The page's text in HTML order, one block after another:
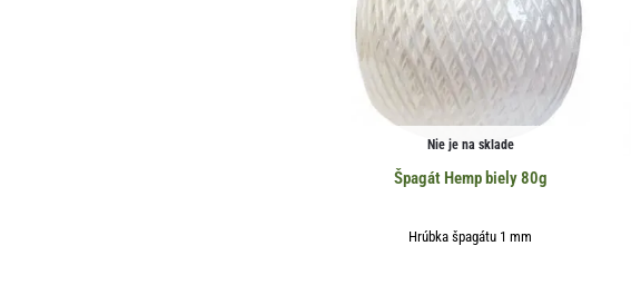
Nie je na sklade
Špagát Hemp biely 80g
Hrúbka špagátu 1 mm